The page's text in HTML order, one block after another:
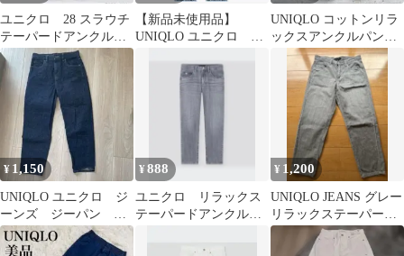
ユニクロ 28 スラウチ
テーパードアンクルジ
ーンズ リラックステ
ーパード
【新品未使用品】
UNIQLO ユニクロ リ
ンクルジーンズ
UNIQLO コットンリラ
ックスアンクルパンツ
イージーパンツ L ネイ
ビー
¥ 1,150
UNIQLO ユニクロ ジ
ーンズ ジーパン ス
ラウチテーパードアン
クルジーンズ
¥888
ユニクロ リラックス
テーパードアンクルジ
¥ 1,200
UNIQLO JEANS グレー
リラックステーパード
アンクルジーンズ
《26》